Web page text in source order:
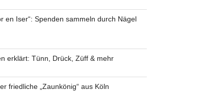
en Iser“: Spenden sammeln durch Nägel
erklärt: Tünn, Drück, Züff & mehr
friedliche „Zaunkönig“ aus Köln